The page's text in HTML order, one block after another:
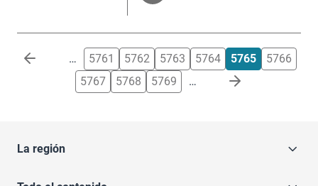
Paginación … 5761 5762 5763 5764 5765
5766
5767
5768 5769 …
La región